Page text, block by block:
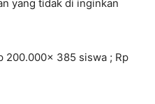
yang tidak di inginkan
200.000x 385 siswa ; Rp